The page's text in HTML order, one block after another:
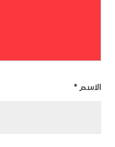
الاسم *